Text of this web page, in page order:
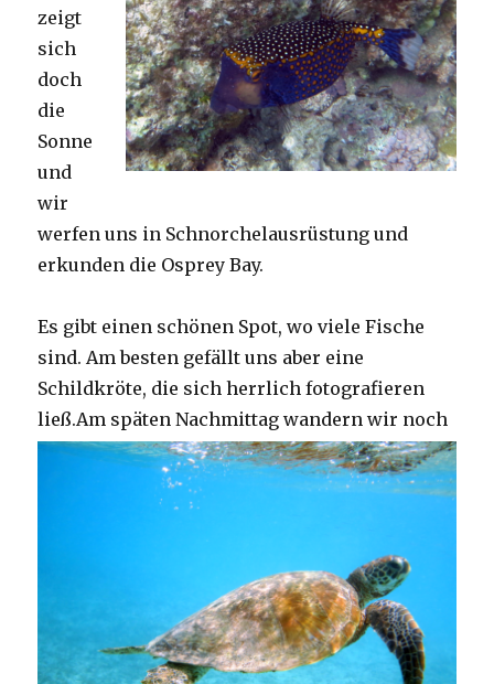
zeigt
sich
doch
die
Sonne
und
wir
werfen uns in Schnorchelausrüstung und
erkunden die Osprey Bay.
Es gibt einen schönen Spot, wo viele Fische
sind. Am besten gefällt uns aber eine
Schildkröte, die sich herrlich fotografieren
ließ.Am späten Nachmittag wandern wir noch